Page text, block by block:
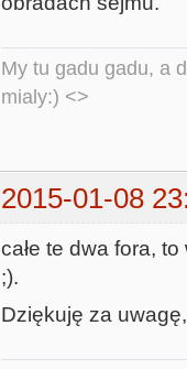
My tu gadu gadu, a
mialy:) <>
2015-01-08
całe te dwa fora,
;).
Dziękuję za